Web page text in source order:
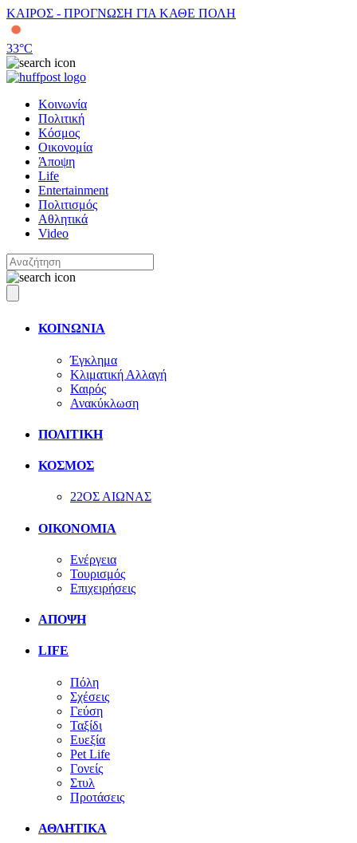
ΚΑΙΡΟΣ - ΠΡΟΓΝΩΣΗ ΓΙΑ ΚΑΘΕ ΠΟΛΗ
33°C
Κοινωνία
Πολιτική
Κόσμος
Οικονομία
Άποψη
Life
Entertainment
Πολιτισμός
Αθλητικά
Video
ΚΟΙΝΩΝΙΑ
Έγκλημα
Κλιματική Αλλαγή
Καιρός
Ανακύκλωση
ΠΟΛΙΤΙΚΗ
ΚΟΣΜΟΣ
22ΟΣ ΑΙΩΝΑΣ
ΟΙΚΟΝΟΜΙΑ
Ενέργεια
Τουρισμός
Επιχειρήσεις
ΑΠΟΨΗ
LIFE
Πόλη
Σχέσεις
Γεύση
Ταξίδι
Ευεξία
Pet Life
Γονείς
Στυλ
Προτάσεις
ΑΘΛΗΤΙΚΑ